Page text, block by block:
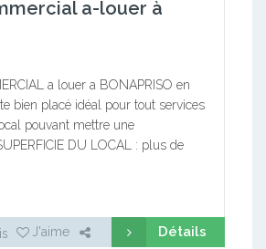
a-louer à
a louer a BONAPRISO en
bien placé idéal pour tout services
pouvant mettre une
DU LOCAL : plus de
J'aime Détails